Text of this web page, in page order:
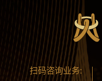
扫码咨询业务: